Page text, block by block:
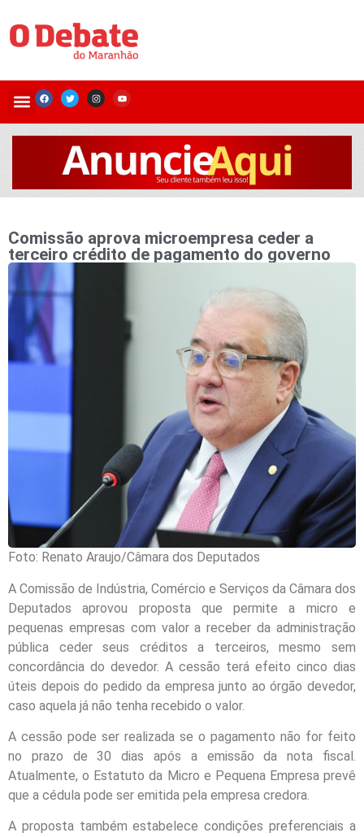
Comissão aprova microempresa ceder a
terceiro crédito de pagamento do governo
Foto: Renato Araujo/Câmara dos Deputados
A Comissão de Indústria, Comércio e Serviços da Câmara dos
Deputados aprovou proposta que permite a micro e
pequenas empresas com valor a receber da administração
pública ceder seus créditos a terceiros, mesmo sem
concordância do devedor. A cessão terá efeito cinco dias
úteis depois do pedido da empresa junto ao órgão devedor,
caso aquela já não tenha recebido o valor.
A cessão pode ser realizada se o pagamento não for feito
no prazo de 30 dias após a emissão da nota fiscal.
Atualmente, o Estatuto da Micro e Pequena Empresa prevê
que a cédula pode ser emitida pela empresa credora.
A proposta também estabelece condições preferenciais a